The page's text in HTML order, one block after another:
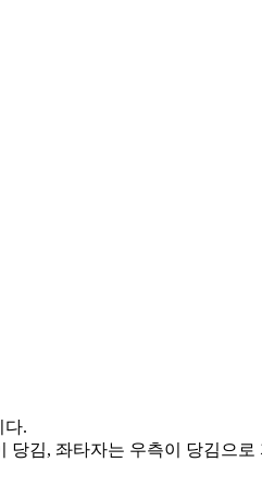
다.
당김, 좌타자는 우측이 당김으로